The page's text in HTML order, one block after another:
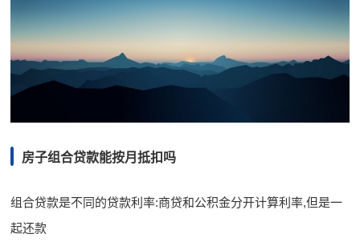
房子组合贷款能按月抵扣吗
组合贷款是不同的贷款利率:商贷和公积金分开计算利率,但是一
起还款